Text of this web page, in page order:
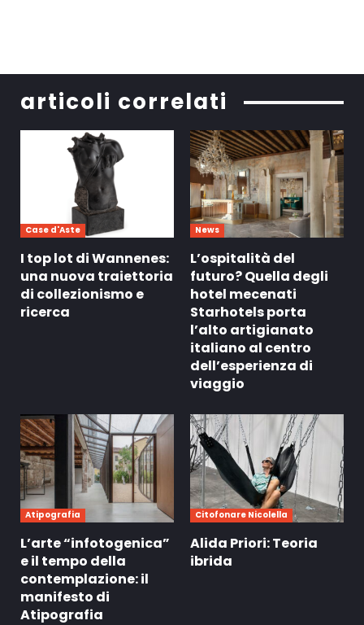
articoli correlati
Case d'Aste
I top lot di Wannenes:
una nuova traiettoria
di collezionismo e
ricerca
News
L’ospitalità del
futuro? Quella degli
hotel mecenati
Starhotels porta
l’alto artigianato
italiano al centro
dell’esperienza di
viaggio
Atipografia
L’arte “infotogenica”
e il tempo della
contemplazione: il
manifesto di
Atipografia
Citofonare Nicolella
Alida Priori: Teoria
ibrida